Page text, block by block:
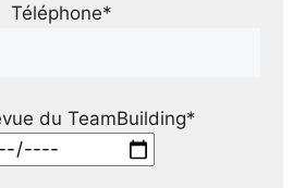
Téléphone*
du TeamBuilding*